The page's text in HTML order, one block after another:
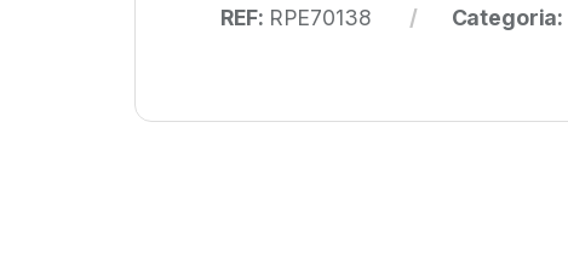
REF: RPE70138 Categoria: